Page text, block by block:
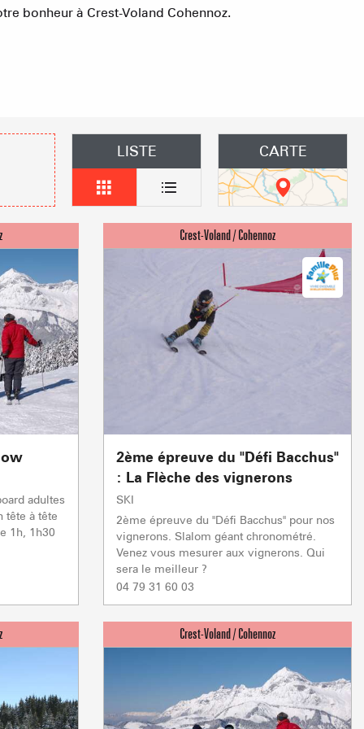
BIEN-ÊTRE BOIRE ET
d'étapes
loueurs en meublés
En live
bonheur à Crest-Voland Cohennoz.
LISTE CARTE
adultes
tête à tête
1h, 1h30
2ème épreuve du "Défi Bacchus"
: La Flèche des vignerons
SKI
2ème épreuve du "Défi Bacchus" pour nos
vignerons. Slalom géant chronométré.
Venez vous mesurer aux vignerons. Qui
sera le meilleur ?
04 79 31 60 03